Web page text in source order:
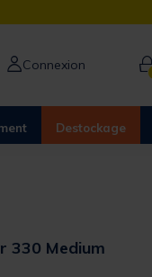
Connexion
Destockage
330 Medium